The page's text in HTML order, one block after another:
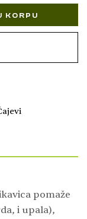
KORPU
pomaže
i upala),